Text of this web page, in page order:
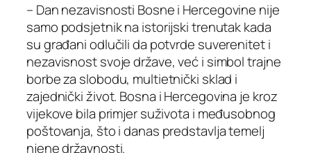
– Dan nezavisnosti Bosne i Hercegovine nije
samo podsjetnik na istorijski trenutak kada
su građani odlučili da potvrde suverenitet i
nezavisnost svoje države, već i simbol trajne
borbe za slobodu, multietnički sklad i
zajednički život. Bosna i Hercegovina je kroz
vijekove bila primjer suživota i međusobnog
poštovanja, što i danas predstavlja temelj
njene državnosti.